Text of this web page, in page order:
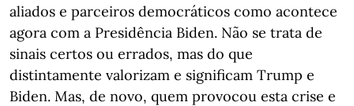
aliados e parceiros democráticos como acontece
agora com a Presidência Biden. Não se trata de
sinais certos ou errados, mas do que
distintamente valorizam e significam Trump e
Biden. Mas, de novo, quem provocou esta crise e